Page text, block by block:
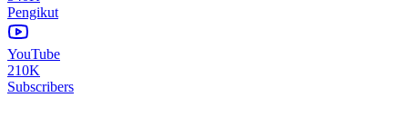
Pengikut
YouTube
210K
Subscribers